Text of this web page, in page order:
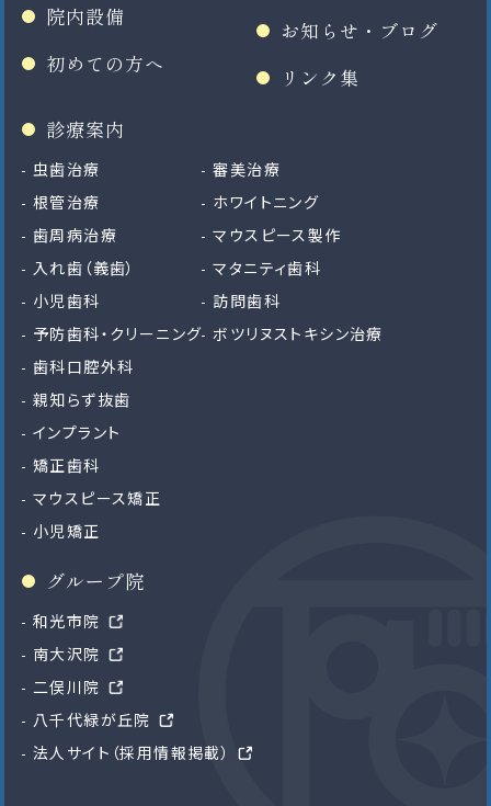
院内設備
初めての方へ
お知らせ・ブログ
リンク集
診療案内
虫歯治療
根管治療
歯周病治療
入れ歯（義歯）
小児歯科
予防歯科・クリーニング
歯科口腔外科
親知らず抜歯
インプラント
矯正歯科
マウスピース矯正
小児矯正
審美治療
ホワイトニング
マウスピース製作
マタニティ歯科
訪問歯科
ボツリヌストキシン治療
グループ院
和光市院
南大沢院
二俣川院
八千代緑が丘院
法人サイト（採用情報掲載）